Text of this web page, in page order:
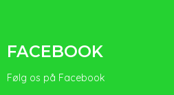
FACEBOOK
Følg os på Facebook